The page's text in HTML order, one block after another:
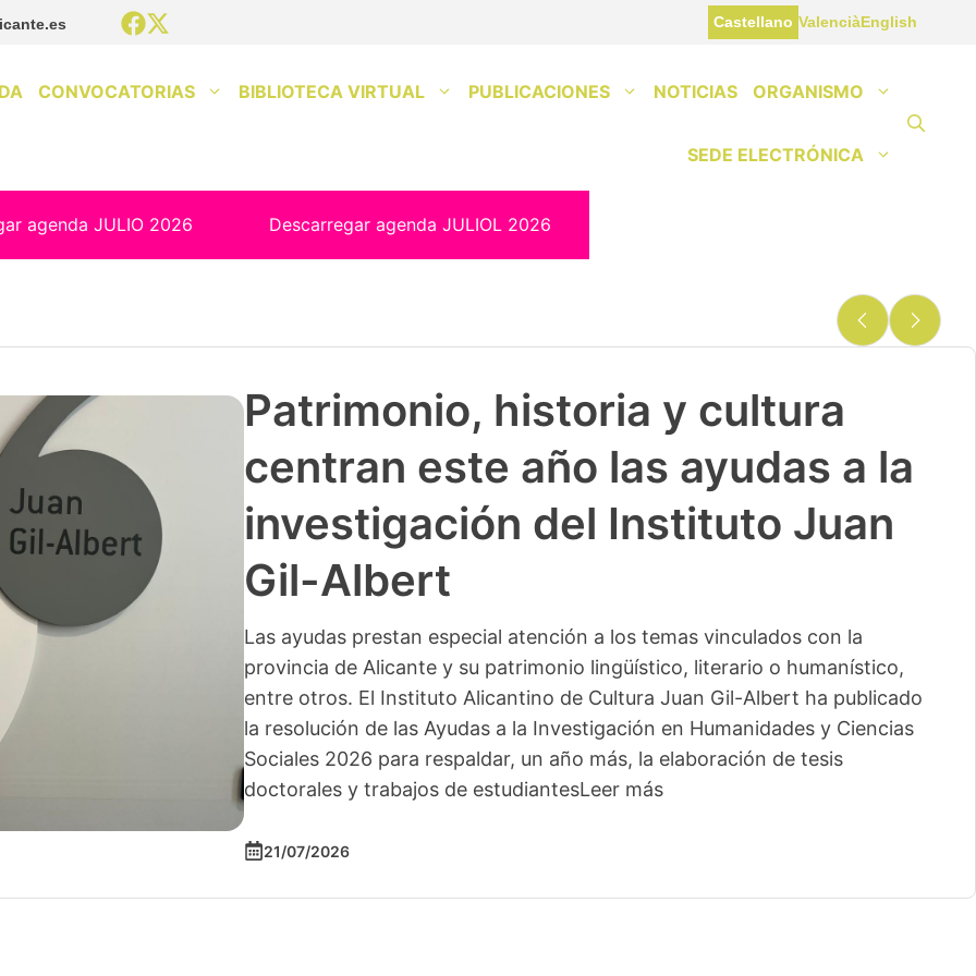
Castellano ValenciàEnglish
CONVOCATORIAS BIBLIOTECA VIRTUAL PUBLICACIONES NOTICIAS ORGANISMO
SEDE ELECTRÓNICA
agenda JULIO 2026 Descarregar agenda JULIOL 2026
Patrimonio, historia y cultura
centran este año las ayudas a la
investigación del Instituto Juan
Gil-Albert
Las ayudas prestan especial atención a los temas vinculados con la
provincia de Alicante y su patrimonio lingüístico, literario o humanístico,
entre otros. El Instituto Alicantino de Cultura Juan Gil-Albert ha publicado
la resolución de las Ayudas a la Investigación en Humanidades y Ciencias
Sociales 2026 para respaldar, un año más, la elaboración de tesis
doctorales y trabajos de estudiantesLeer más
21/07/2026